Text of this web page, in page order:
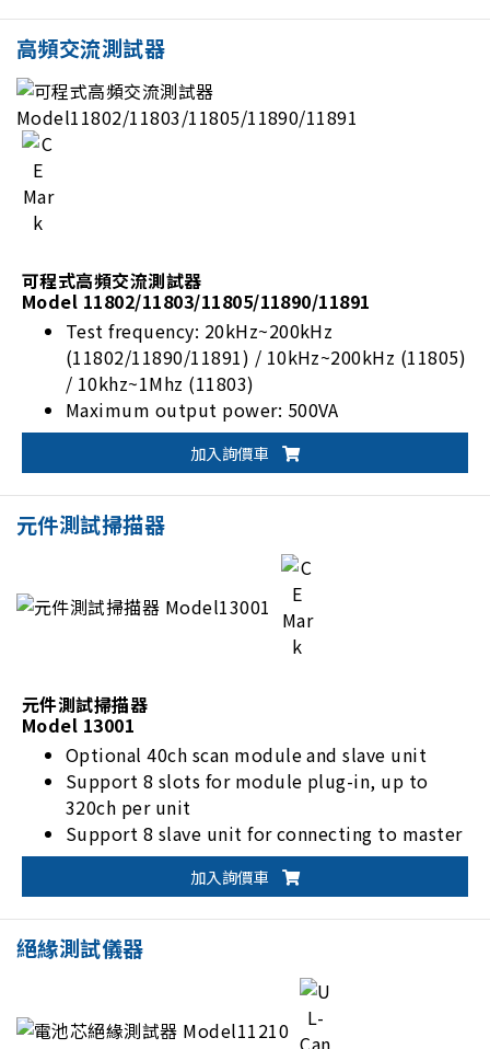
高頻交流測試器
可程式高頻交流測試器
Model 11802/11803/11805/11890/11891
Test frequency: 20kHz~200kHz
(11802/11890/11891) / 10kHz~200kHz (11805)
/ 10khz~1Mhz (11803)
Maximum output power: 500VA
(11802/11890/11891) / 800VA (11803) / 1kVA
Standard RS-485 I/F
加入詢價車
元件測試掃描器
元件測試掃描器
Model 13001
Optional 40ch scan module and slave unit
Support 8 slots for module plug-in, up to
320ch per unit
Support 8 slave unit for connecting to master
unit
Standard RS-232, GPIB, and USB I/F
加入詢價車
絕緣測試儀器